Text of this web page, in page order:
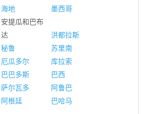
海地 墨西哥
安提瓜和巴布
达
洪都拉斯
秘鲁
苏里南
厄瓜多尔
库拉索
巴巴多斯
巴西
萨尔瓦多
阿鲁巴
阿根廷
巴哈马